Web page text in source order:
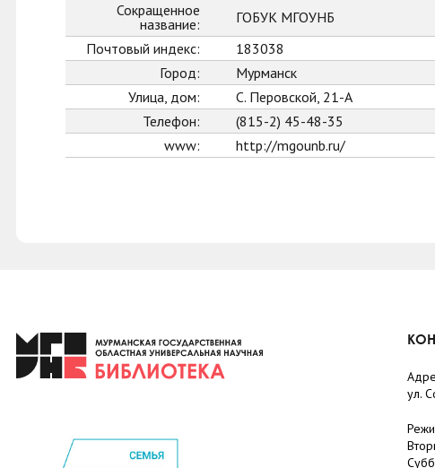
Сокращенное
название:
ГОБУК МГОУНБ
Почтовый индекс:
183038
Город:
Мурманск
Улица, дом:
С. Перовской, 21-А
Телефон:
(815-2) 45-48-35
www:
http://mgounb.ru/
ул.